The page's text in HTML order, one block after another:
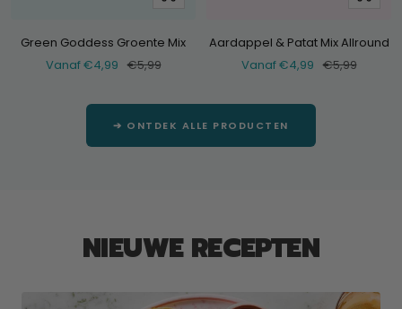
Green Goddess Groente Mix
Verkoopprijs
Vanaf €4,99 Normale
€5,99
Aardappel & Patat Mix Allround
Verkoopprijs
Vanaf €4,99 Normale
€5,99
➔ ONTDEK ALLE PRODUCTEN
NIEUWE RECEPTEN